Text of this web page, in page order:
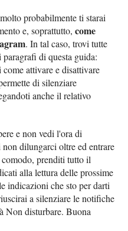
probabilmente ti starai
e, soprattutto,come
. In tal caso, trovi tutte
di questa guida:
attivare e disattivare
di silenziare
anche il relativo
e non vedi l'ora di
dilungarci oltre ed entrare
prenditi tutto il
alla lettura delle prossime
indicazioni che sto per darti
a silenziare le notifiche
Non disturbare. Buona